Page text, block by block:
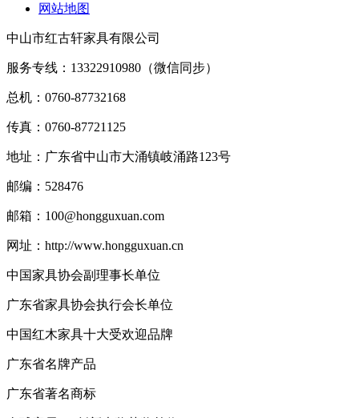
网站地图
中山市红古轩家具有限公司
服务专线：13322910980（微信同步）
总机：0760-87732168
传真：0760-87721125
地址：广东省中山市大涌镇岐涌路123号
邮编：528476
邮箱：100@hongguxuan.com
网址：http://www.hongguxuan.cn
中国家具协会副理事长单位
广东省家具协会执行会长单位
中国红木家具十大受欢迎品牌
广东省名牌产品
广东省著名商标